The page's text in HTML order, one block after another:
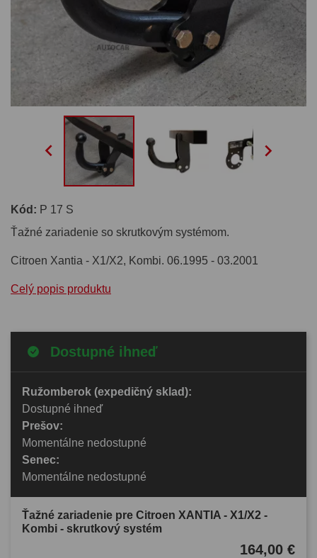
 
Kód: P 17 S
Ťažné zariadenie so skrutkovým systémom.
Citroen Xantia - X1/X2, Kombi. 06.1995 - 03.2001
Celý popis produktu
Dostupné ihneď
Ružomberok (expedičný sklad):
Dostupné ihneď
Prešov:
Momentálne nedostupné
Senec:
Momentálne nedostupné
Ťažné zariadenie pre Citroen XANTIA - X1/X2 -
Kombi - skrutkový systém
164,00 €